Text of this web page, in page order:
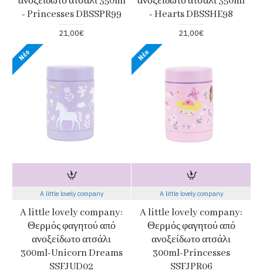
- Princesses DBSSPR99
21,00€
- Hearts DBSSHE98
21,00€
Νέο
A little lovely company
A little lovely company:
Θερμός φαγητού από
ανοξείδωτο ατσάλι
300ml-Unicorn Dreams
SSFJUD02
Νέο
A little lovely company
A little lovely company:
Θερμός φαγητού από
ανοξείδωτο ατσάλι
300ml-Princesses
SSFJPR06